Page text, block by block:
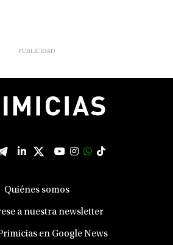
Quiénes somos
a nuestra newsletter
en Google News